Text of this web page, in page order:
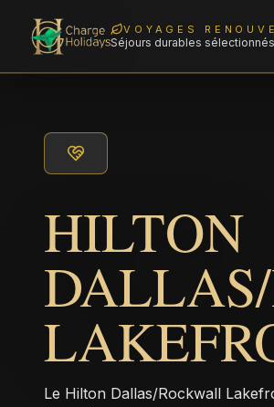
VOYAGES
Séjours durables
HILTON
Le Hilton Dallas/Rockwall